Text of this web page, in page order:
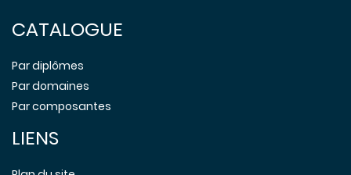
CATALOGUE
Par diplômes
Par domaines
Par composantes
LIENS